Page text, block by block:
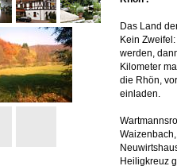
Das Land
Kein
werden,
Kilometer
die Rhön,
einladen.
Heiligkreuz